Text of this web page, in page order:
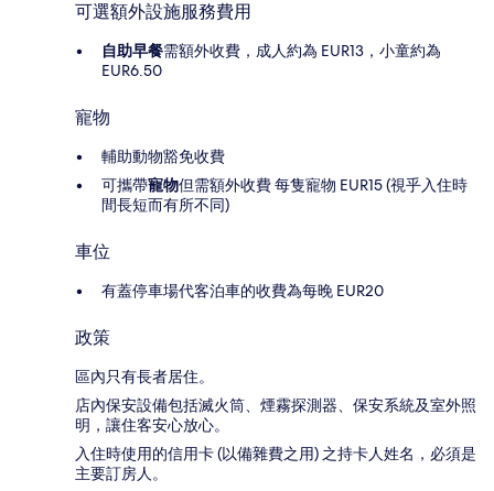
可選額外設施服務費用
自助早餐需額外收費，成人約為 EUR13，小童約為
EUR6.50
寵物
輔助動物豁免收費
可攜帶寵物但需額外收費 每隻寵物 EUR15 (視乎入住時
間長短而有所不同)
車位
有蓋停車場代客泊車的收費為每晚 EUR20
政策
區內只有長者居住。
店內保安設備包括滅火筒、煙霧探測器、保安系統及室外照
明，讓住客安心放心。
入住時使用的信用卡 (以備雜費之用) 之持卡人姓名，必須是
主要訂房人。